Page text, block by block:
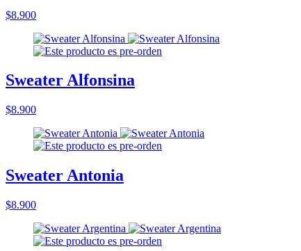
$8.900
Sweater Alfonsina
$8.900
Sweater Antonia
$8.900